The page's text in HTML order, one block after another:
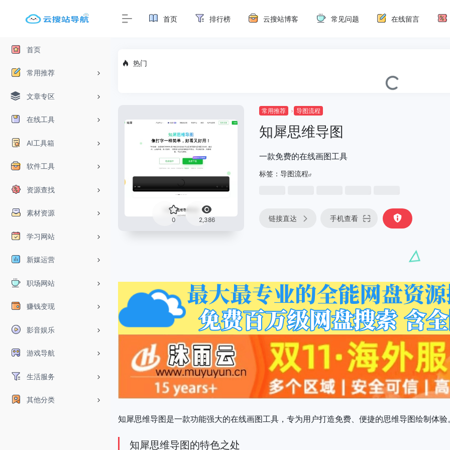
首页
常用推荐
文章专区
在线工具
AI工具箱
软件工具
资源查找
素材资源
学习网站
新媒运营
职场网站
赚钱变现
影音娱乐
游戏导航
生活服务
其他分类
首页 排行榜 云搜站博客 常见问题 在线留言
热门
0 2,386
常用推荐 导图流程
知犀思维导图
一款免费的在线画图工具
标签： 导图流程
链接直达 手机查看
知犀思维导图是一款功能强大的在线画图工具，专为用户打造免费、便捷的思维导图绘制体验
知犀思维导图的特色之处